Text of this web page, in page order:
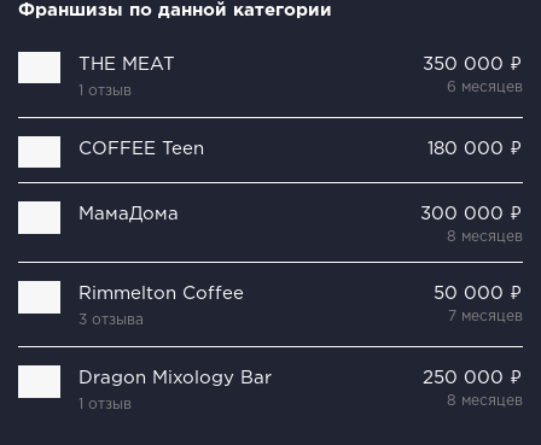
Франшизы по данной категории
THE MEAT
1 отзыв
350 000 ₽
6 месяцев
COFFEE Teen 180 000 ₽
МамаДома 300 000 ₽
8 месяцев
Rimmelton Coffee
3 отзыва
50 000 ₽
7 месяцев
Dragon Mixology Bar
1 отзыв
250 000 ₽
8 месяцев